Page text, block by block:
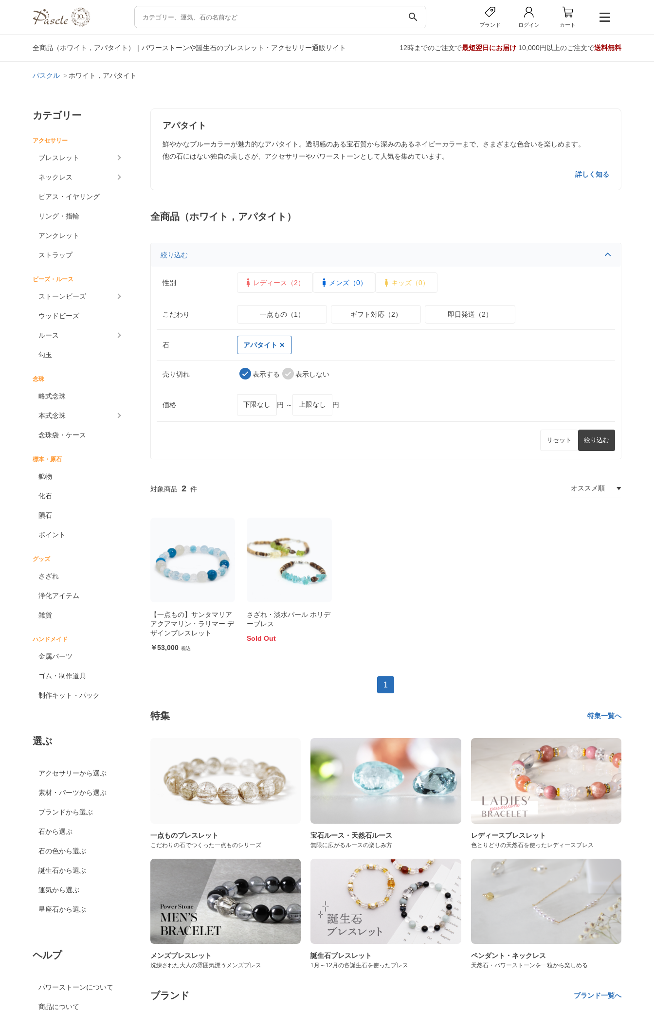
search
ブランド ログイン カート
全商品（ホワイト，アパタイト）｜パワーストーンや誕生石のブレスレット・アクセサリー通販サイト 12時までのご注文で最短翌日にお届け10,000円以上のご注文で送料無料
パスクル ホワイト，アパタイト
カテゴリー
アクセサリー
ブレスレット
ネックレス
ピアス・イヤリング
リング・指輪
アンクレット
ストラップ
ビーズ・ルース
ストーンビーズ
ウッドビーズ
ルース
勾玉
念珠
略式念珠
本式念珠
念珠袋・ケース
標本・原石
鉱物
化石
隕石
ポイント
グッズ
さざれ
浄化アイテム
雑貨
ハンドメイド
金属パーツ
ゴム・制作道具
制作キット・パック
選ぶ
アクセサリーから選ぶ
素材・パーツから選ぶ
ブランドから選ぶ
石から選ぶ
石の色から選ぶ
誕生石から選ぶ
運気から選ぶ
星座石から選ぶ
ヘルプ
パワーストーンについて
商品について
アパタイト
鮮やかなブルーカラーが魅力的なアパタイト。透明感のある宝石質から深みのあるネイビーカラーまで、さまざまな色合いを楽しめます。
他の石にはない独自の美しさが、アクセサリーやパワーストーンとして人気を集めています。
詳しく知る
全商品（ホワイト，アパタイト）
絞り込む
性別 レディース（2） メンズ（0） キッズ（0）
こだわり 一点もの（1） ギフト対応（2） 即日発送（2）
石 アパタイト
売り切れ 表示する 表示しない
価格 円 ～ 円
リセット 絞り込む
2
【一点もの】サンタマリア
アクアマリン・ラリマー デ
ザインブレスレット
53,000
さざれ・淡水パール ホリデ
ーブレス
Sold Out
1
特集 特集一覧へ
一点ものブレスレット
こだわりの石でつくった一点ものシリーズ
宝石ルース・天然石ルース
無限に広がるルースの楽しみ方
レディースブレスレット
色とりどりの天然石を使ったレディースブレス
メンズブレスレット
洗練された大人の雰囲気漂うメンズブレス
誕生石ブレスレット
1月～12月の各誕生石を使ったブレス
ペンダント・ネックレス
天然石・パワーストーンを一粒から楽しめる
ブランド ブランド一覧へ